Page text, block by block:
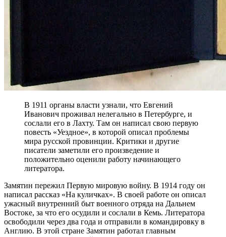
В 1911 органы власти узнали, что Евгений
Иванович проживал нелегально в Петербурге, и
сослали его в Лахту. Там он написал свою первую
повесть «Уездное», в которой описал проблемы
мира русской провинции. Критики и другие
писатели заметили его произведение и
положительно оценили работу начинающего
литератора.
Замятин пережил Первую мировую войну. В 1914 году он
написал рассказ «На куличках». В своей работе он описал
ужасный внутренний быт военного отряда на Дальнем
Востоке, за что его осудили и сослали в Кемь. Литератора
освободили через два года и отправили в командировку в
Англию. В этой стране Замятин работал главным